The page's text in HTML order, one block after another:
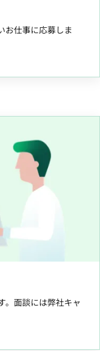
お仕事に応募しま
。面談には弊社キャ